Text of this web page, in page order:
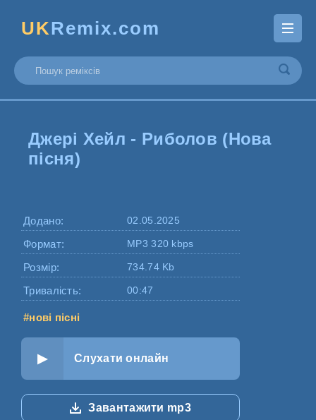
UKRemix.com
Джері Хейл - Риболов (Нова
пісня)
Додано: 02.05.2025
Формат: MP3 320 kbps
Розмір: 734.74 Kb
Тривалість: 00:47
#нові пісні
Слухати онлайн
Завантажити mp3